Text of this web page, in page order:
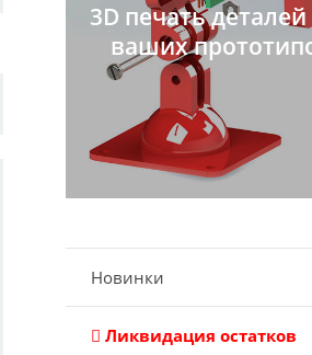
3D печать
ваших
Новинки
Ликвидация остатков